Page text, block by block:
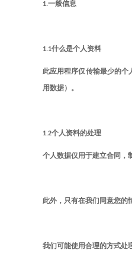
1.一般信息
1.1什么是个人资料
此应用程序仅传输最少的个
用数据）。
1.2个人资料的处理
个人数据仅用于建立合同，
此外，只有在我们同意您的
我们可能使用合理的方式处